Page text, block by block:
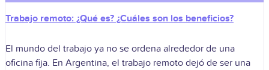
Trabajo remoto: ¿Qué es? ¿Cuáles son los beneficios?
El mundo del trabajo ya no se ordena alrededor de una
oficina fija. En Argentina, el trabajo remoto dejó de ser una